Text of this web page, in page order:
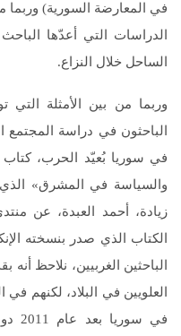
في المعارضة السورية) وربما
الدراسات التي أعدّها
الساحل خلال النزاع.
وربما من بين الأمثلة التي
الباحثون في دراسة
في سوريا بُعيّد الحرب،
والسياسة في المشرق»
زيادة، أحمد العبدة، عن
الباحثين الغربيين، نلاحظ
العلويين في البلاد، لكنهم
في